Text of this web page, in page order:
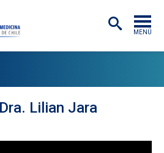
MENÚ
OS
PREGRADO
Lilian Jara